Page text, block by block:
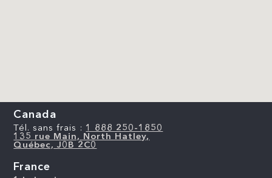
Canada
Tél. sans frais : 1 888 250-1850
135 rue Main, North Hatley,
Québec, J0B 2C0
France